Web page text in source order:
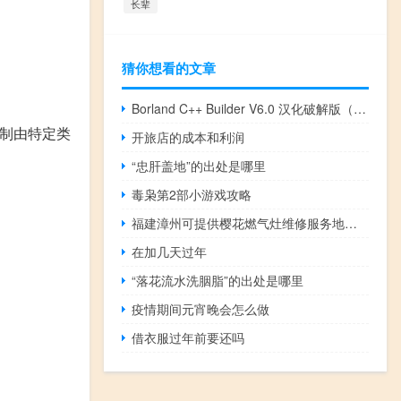
由特定类
长辈
猜你想看的文章
Borland C++ Builder V6.0 汉化破解版（Borland C++ Builder V6.0 汉化破解版功能简介）
开旅店的成本和利润
“忠肝盖地”的出处是哪里
毒枭第2部小游戏攻略
福建漳州可提供樱花燃气灶维修服务地址在哪
在加几天过年
“落花流水洗胭脂”的出处是哪里
疫情期间元宵晚会怎么做
借衣服过年前要还吗